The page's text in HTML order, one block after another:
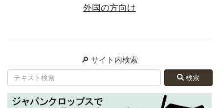
外国の方向け
🔎 サイト内検索
検索